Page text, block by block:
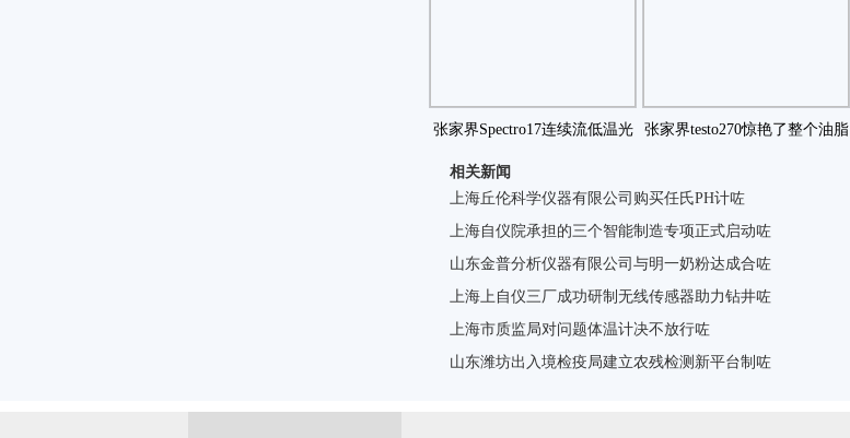
张家界Spectro17连续流低温光
学恒温器特咗
张家界testo270惊艳了整个油脂
相关新闻
上海丘伦科学仪器有限公司购买任氏PH计咗
上海自仪院承担的三个智能制造专项正式启动咗
山东金普分析仪器有限公司与明一奶粉达成合咗
上海上自仪三厂成功研制无线传感器助力钻井咗
上海市质监局对问题体温计决不放行咗
山东潍坊出入境检疫局建立农残检测新平台制咗